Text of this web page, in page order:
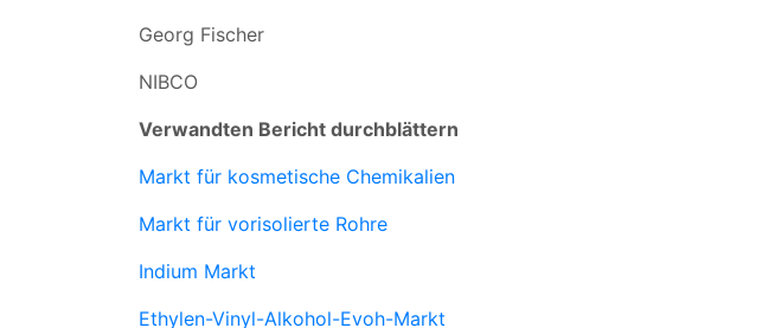
Georg Fischer
NIBCO
Verwandten Bericht durchblättern
Markt für kosmetische Chemikalien
Markt für vorisolierte Rohre
Indium Markt
Ethylen-Vinyl-Alkohol-Evoh-Markt